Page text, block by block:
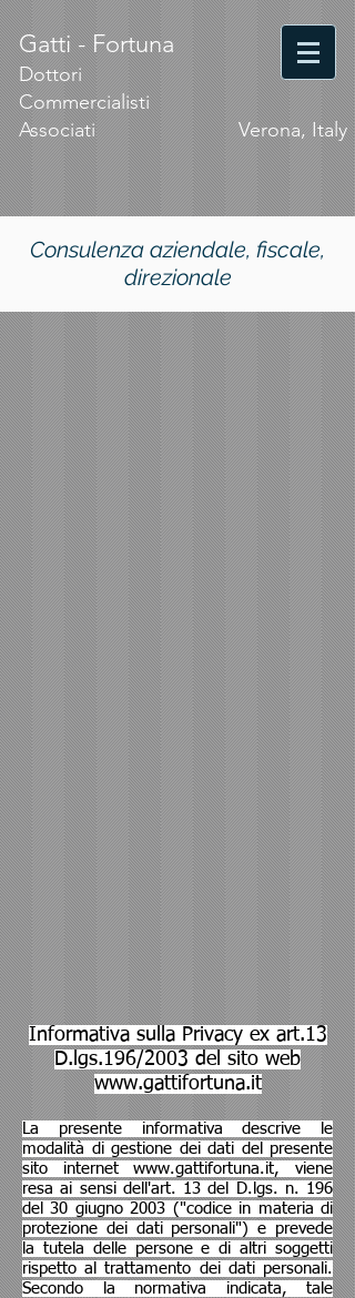
Gatti - Fortuna
Dottori
Commercialisti
Associati
Verona, Italy
Consulenza aziendale, fiscale,
direzionale
Informativa sulla Privacy ex art.13
D.lgs.196/2003 del sito web
www.gattifortuna.it
La presente informativa descrive le
modalità di gestione dei dati del presente
sito internetwww.gattifortuna.it, viene
resa ai sensi dell'art. 13 del D.lgs. n. 196
del 30 giugno 2003 ("codice in materia di
protezione dei dati personali") e prevede
la tutela delle persone e di altri soggetti
rispetto al trattamento dei dati personali.
Secondo la normativa indicata, tale